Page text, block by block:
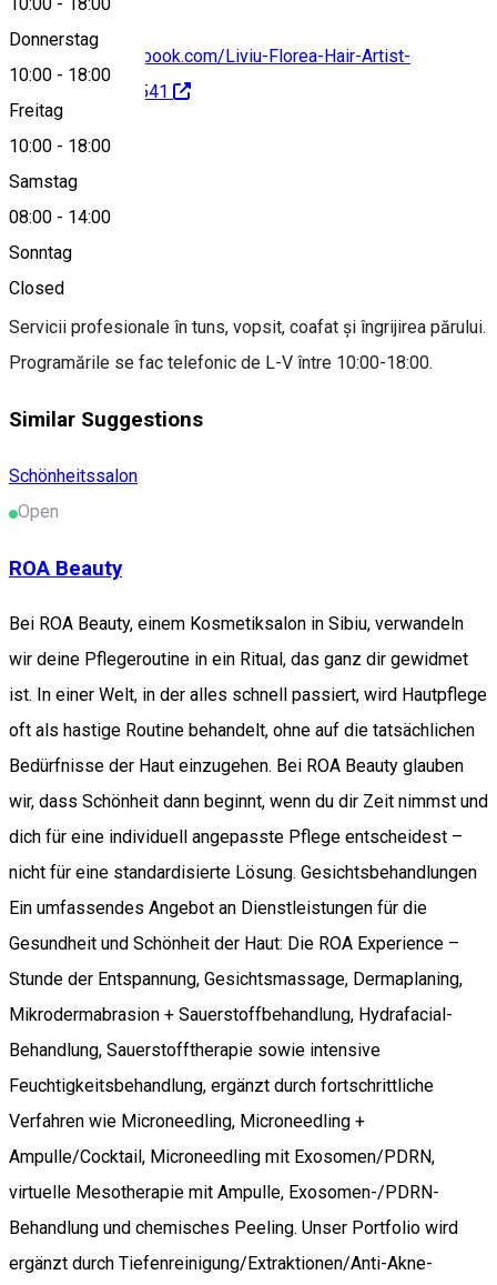
10:00 -
18:00
Donnerstag
10:00 - 18:00
Freitag
10:00 - 18:00
Samstag
08:00 - 14:00
Sonntag
Closed
https://www.facebook.com/Liviu-Florea-Hair-Artist-
1614208238858541
0748552806
About
Servicii profesionale în tuns, vopsit, coafat și îngrijirea părului.
Programările se fac telefonic de L-V între 10:00-18:00.
Similar Suggestions
Schönheitssalon
Open
ROA Beauty
Bei ROA Beauty, einem Kosmetiksalon in Sibiu, verwandeln
wir deine Pflegeroutine in ein Ritual, das ganz dir gewidmet
ist. In einer Welt, in der alles schnell passiert, wird Hautpflege
oft als hastige Routine behandelt, ohne auf die tatsächlichen
Bedürfnisse der Haut einzugehen. Bei ROA Beauty glauben
wir, dass Schönheit dann beginnt, wenn du dir Zeit nimmst und
dich für eine individuell angepasste Pflege entscheidest –
nicht für eine standardisierte Lösung. Gesichtsbehandlungen
Ein umfassendes Angebot an Dienstleistungen für die
Gesundheit und Schönheit der Haut: Die ROA Experience –
Stunde der Entspannung, Gesichtsmassage, Dermaplaning,
Mikrodermabrasion + Sauerstoffbehandlung, Hydrafacial-
Behandlung, Sauerstofftherapie sowie intensive
Feuchtigkeitsbehandlung, ergänzt durch fortschrittliche
Verfahren wie Microneedling, Microneedling +
Ampulle/Cocktail, Microneedling mit Exosomen/PDRN,
virtuelle Mesotherapie mit Ampulle, Exosomen-/PDRN-
Behandlung und chemisches Peeling. Unser Portfolio wird
ergänzt durch Tiefenreinigung/Extraktionen/Anti-Akne-